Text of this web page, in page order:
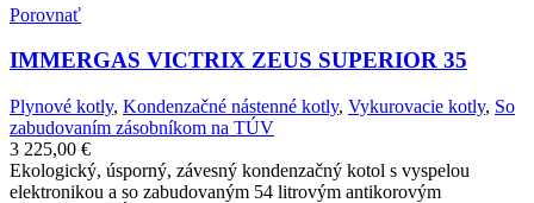
Porovnať
IMMERGAS VICTRIX ZEUS SUPERIOR 35
Plynové kotly, Kondenzačné nástenné kotly, Vykurovacie kotly, So
zabudovaním zásobníkom na TÚV
3 225,00 €
Ekologický, úsporný, závesný kondenzačný kotol s vyspelou
elektronikou a so zabudovaným 54 litrovým antikorovým